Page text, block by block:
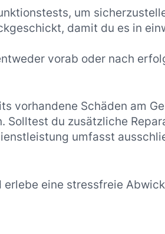
um
damit du es in
vorab oder nach
vorhandene Schäden am
du zusätzliche
umfasst
eine stressfreie